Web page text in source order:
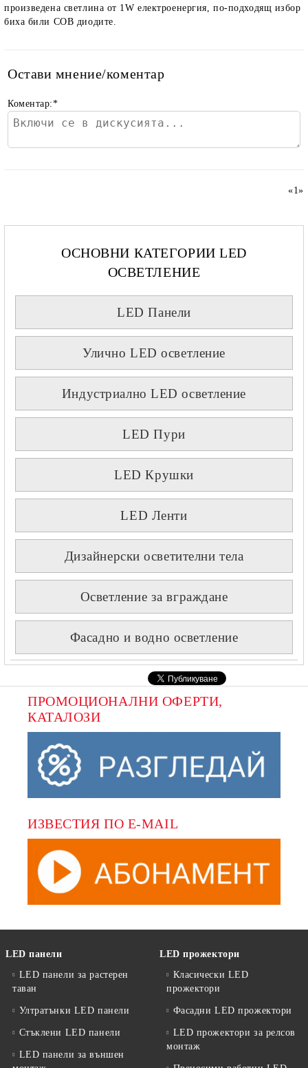
произведена светлина от 1W електроенергия, по-подходящ избор
биха били COB диодите.
Остави мнение/коментар
Коментар:*
«1»
ОСНОВНИ КАТЕГОРИИ LED
ОСВЕТЛЕНИЕ
LED Панели
Улично LED осветление
Индустриално LED осветление
LED Пури
LED Крушки
LED Ленти
Дизайнерски осветителни тела
Осветление за вграждане
Фасадно и водно осветление
ПРОМОЦИОНАЛНИ ОФЕРТИ,
КАТАЛОЗИ
ИЗВЕСТИЯ ПО E-MAIL
LED панели
LED панели за растерен
таван
Ултратънки LED панели
Стъклени LED панели
LED панели за външен
LED прожектори
Класически LED
прожектори
Фасадни LED прожектори
LED прожектори за релсов
монтаж